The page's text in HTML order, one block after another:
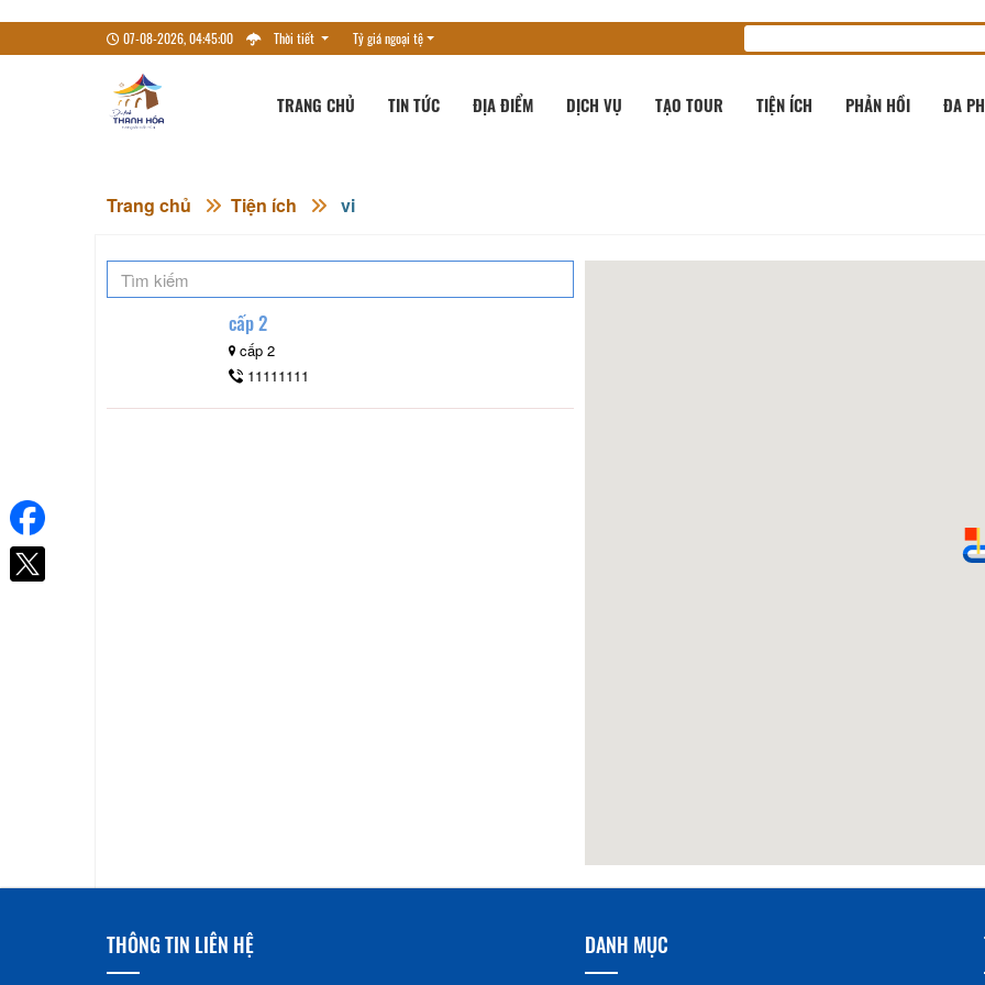
07-08-2026, 04:45:00 Thời tiết Tỷ giá ngoại tệ
TRANG CHỦ TIN TỨC ĐỊA ĐIỂM DỊCH VỤ TẠO TOUR TIỆN ÍCH PHẢN HỒI ĐA
Trang chủ Tiện ích vi
cấp 2
cấp 2
11111111
THÔNG TIN LIÊN HỆ DANH MỤC